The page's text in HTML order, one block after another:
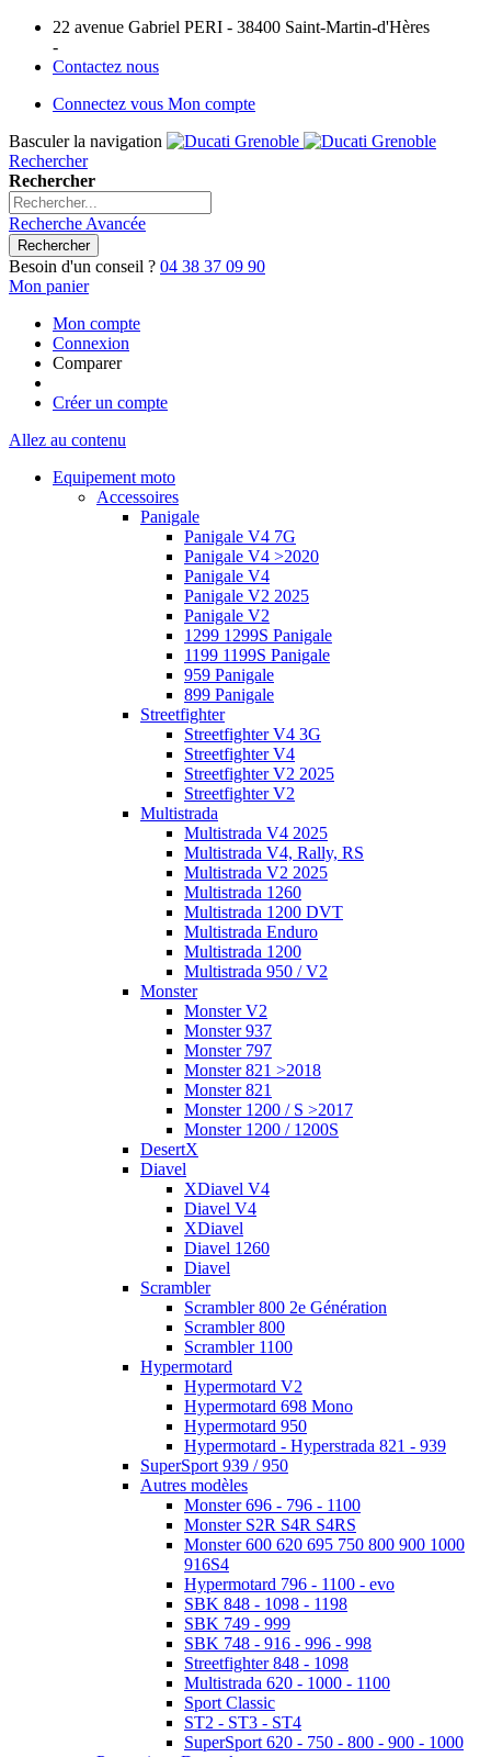
22 avenue Gabriel PERI - 38400 Saint-Martin-d'Hères
-
Contactez nous
Connectez vous Mon compte
Basculer la navigation
Rechercher
Rechercher
Recherche Avancée
Rechercher
Besoin d'un conseil ? 04 38 37 09 90
Mon panier
Mon compte
Connexion
Comparer
Créer un compte
Allez au contenu
Equipement moto
Accessoires
Panigale
Panigale V4 7G
Panigale V4 >2020
Panigale V4
Panigale V2 2025
Panigale V2
1299 1299S Panigale
1199 1199S Panigale
959 Panigale
899 Panigale
Streetfighter
Streetfighter V4 3G
Streetfighter V4
Streetfighter V2 2025
Streetfighter V2
Multistrada
Multistrada V4 2025
Multistrada V4, Rally, RS
Multistrada V2 2025
Multistrada 1260
Multistrada 1200 DVT
Multistrada Enduro
Multistrada 1200
Multistrada 950 / V2
Monster
Monster V2
Monster 937
Monster 797
Monster 821 >2018
Monster 821
Monster 1200 / S >2017
Monster 1200 / 1200S
DesertX
Diavel
XDiavel V4
Diavel V4
XDiavel
Diavel 1260
Diavel
Scrambler
Scrambler 800 2e Génération
Scrambler 800
Scrambler 1100
Hypermotard
Hypermotard V2
Hypermotard 698 Mono
Hypermotard 950
Hypermotard - Hyperstrada 821 - 939
SuperSport 939 / 950
Autres modèles
Monster 696 - 796 - 1100
Monster S2R S4R S4RS
Monster 600 620 695 750 800 900 1000
916S4
Hypermotard 796 - 1100 - evo
SBK 848 - 1098 - 1198
SBK 749 - 999
SBK 748 - 916 - 996 - 998
Streetfighter 848 - 1098
Multistrada 620 - 1000 - 1100
Sport Classic
ST2 - ST3 - ST4
SuperSport 620 - 750 - 800 - 900 - 1000